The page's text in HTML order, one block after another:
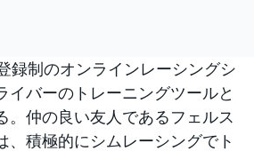
録制のオンラインレーシングシ
イバーのトレーニングツールと
。仲の良い友人であるフェルス
、積極的にシムレーシングでト